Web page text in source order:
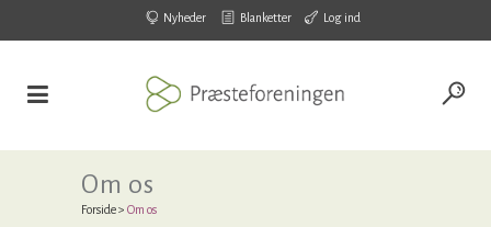
Nyheder Blanketter Log ind
Om os
Forside> Om os